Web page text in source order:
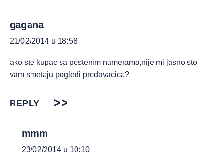
gagana
21/02/2014 u 18:58
ako ste kupac sa postenim namerama,nije mi jasno sto
vam smetaju pogledi prodavacica?
REPLY
mmm
23/02/2014 u 10:10